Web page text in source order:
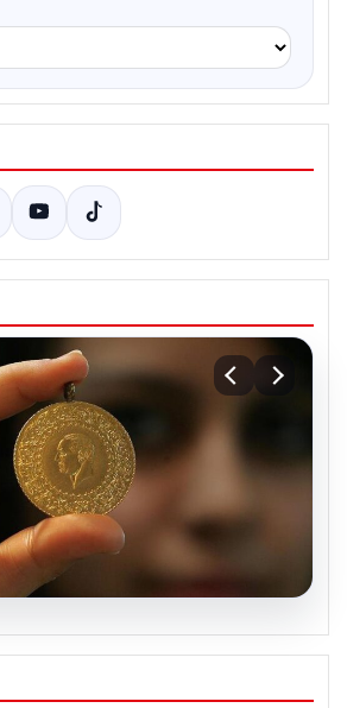
canlı grafik 22 Mayıs: Altın
düştü mü, çıktı mı?